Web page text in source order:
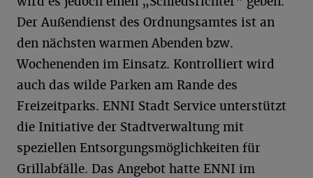
Der Außendienst des Ordnungsamtes ist an
den nächsten warmen Abenden bzw.
Wochenenden im Einsatz. Kontrolliert wird
auch das wilde Parken am Rande des
Freizeitparks. ENNI Stadt Service unterstützt
die Initiative der Stadtverwaltung mit
speziellen Entsorgungsmöglichkeiten für
Grillabfälle. Das Angebot hatte ENNI im